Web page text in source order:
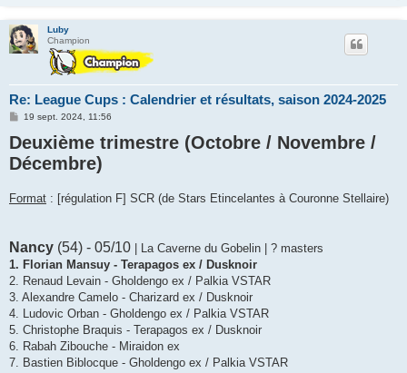
Luby
Champion
Re: League Cups : Calendrier et résultats, saison 2024-2025
M
s
s
a
g
19 sept. 2024, 11:56
Deuxième trimestre (Octobre / Novembre /
Décembre)
Format : [régulation F] SCR (de Stars Etincelantes à Couronne Stellaire)
Nancy (54) - 05/10 | La Caverne du Gobelin | ? masters
1. Florian Mansuy - Terapagos ex / Dusknoir
2. Renaud Levain - Gholdengo ex / Palkia VSTAR
3. Alexandre Camelo - Charizard ex / Dusknoir
4. Ludovic Orban - Gholdengo ex / Palkia VSTAR
5. Christophe Braquis - Terapagos ex / Dusknoir
6. Rabah Zibouche - Miraidon ex
7. Bastien Biblocque - Gholdengo ex / Palkia VSTAR